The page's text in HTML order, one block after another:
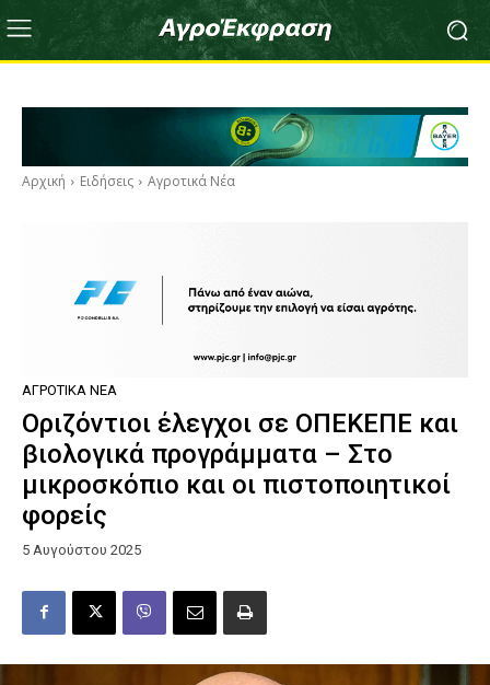
Αρχική Ειδήσεις Αγροτικά Νέα
ΑΓΡΟΤΙΚΆ ΝΈΑ
Οριζόντιοι έλεγχοι σε ΟΠΕΚΕΠΕ και
βιολογικά προγράμματα – Στο
μικροσκόπιο και οι πιστοποιητικοί
φορείς
5 Αυγούστου 2025